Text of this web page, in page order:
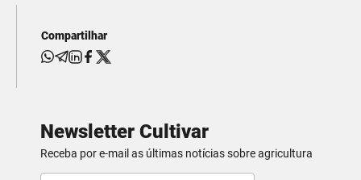
Compartilhar
Newsletter Cultivar
Receba por e-mail as últimas notícias sobre agricultura